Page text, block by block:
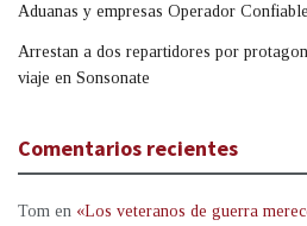
Aduanas y empresas Operador Confiable
Arrestan a dos repartidores por
viaje en Sonsonate
Comentarios recientes
Tom en «Los veteranos de guerra